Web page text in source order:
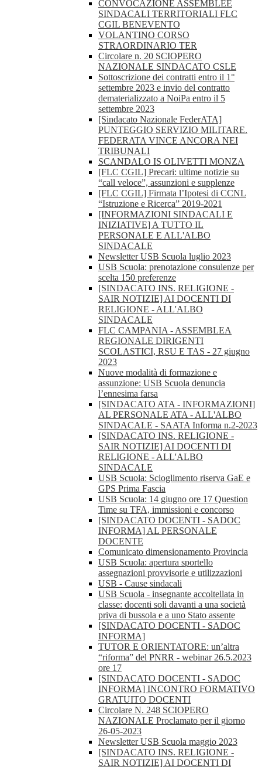
CONVOCAZIONE ASSEMBLEE
SINDACALI TERRITORIALI FLC
CGIL BENEVENTO
VOLANTINO CORSO
STRAORDINARIO TER
Circolare n. 20 SCIOPERO
NAZIONALE SINDACATO CSLE
Sottoscrizione dei contratti entro il 1°
settembre 2023 e invio del contratto
dematerializzato a NoiPa entro il 5
settembre 2023
[Sindacato Nazionale FederATA]
PUNTEGGIO SERVIZIO MILITARE.
FEDERATA VINCE ANCORA NEI
TRIBUNALI
SCANDALO IS OLIVETTI MONZA
[FLC CGIL] Precari: ultime notizie su
“call veloce”, assunzioni e supplenze
[FLC CGIL] Firmata l’Ipotesi di CCNL
“Istruzione e Ricerca” 2019-2021
[INFORMAZIONI SINDACALI E
INIZIATIVE] A TUTTO IL
PERSONALE E ALL'ALBO
SINDACALE
Newsletter USB Scuola luglio 2023
USB Scuola: prenotazione consulenze per
scelta 150 preferenze
[SINDACATO INS. RELIGIONE -
SAIR NOTIZIE] AI DOCENTI DI
RELIGIONE - ALL'ALBO
SINDACALE
FLC CAMPANIA - ASSEMBLEA
REGIONALE DIRIGENTI
SCOLASTICI, RSU E TAS - 27 giugno
2023
Nuove modalità di formazione e
assunzione: USB Scuola denuncia
l’ennesima farsa
[SINDACATO ATA - INFORMAZIONI]
AL PERSONALE ATA - ALL'ALBO
SINDACALE - SAATA Informa n.2-2023
[SINDACATO INS. RELIGIONE -
SAIR NOTIZIE] AI DOCENTI DI
RELIGIONE - ALL'ALBO
SINDACALE
USB Scuola: Scioglimento riserva GaE e
GPS Prima Fascia
USB Scuola: 14 giugno ore 17 Question
Time su TFA, immissioni e concorso
[SINDACATO DOCENTI - SADOC
INFORMA] AL PERSONALE
DOCENTE
Comunicato dimensionamento Provincia
USB Scuola: apertura sportello
assegnazioni provvisorie e utilizzazioni
USB - Cause sindacali
USB Scuola - insegnante accoltellata in
classe: docenti soli davanti a una società
priva di bussola e a uno Stato assente
[SINDACATO DOCENTI - SADOC
INFORMA]
TUTOR E ORIENTATORE: un’altra
“riforma” del PNRR - webinar 26.5.2023
ore 17
[SINDACATO DOCENTI - SADOC
INFORMA] INCONTRO FORMATIVO
GRATUITO DOCENTI
Circolare N. 248 SCIOPERO
NAZIONALE Proclamato per il giorno
26-05-2023
Newsletter USB Scuola maggio 2023
[SINDACATO INS. RELIGIONE -
SAIR NOTIZIE] AI DOCENTI DI